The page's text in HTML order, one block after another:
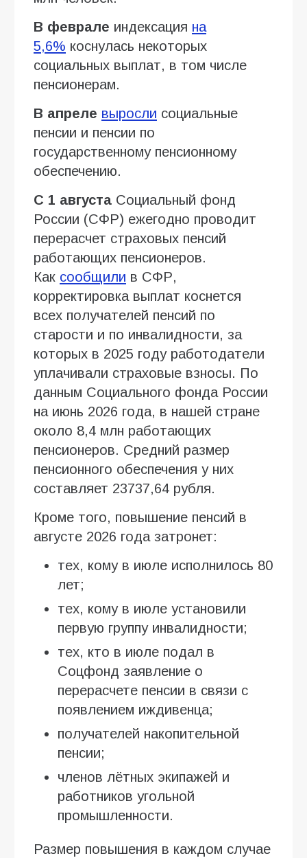
В феврале индексация на
5,6% коснулась некоторых
социальных выплат, в том числе
пенсионерам.
В апреле выросли социальные
пенсии и пенсии по
государственному пенсионному
обеспечению.
С 1 августа Социальный фонд
России (СФР) ежегодно проводит
перерасчет страховых пенсий
работающих пенсионеров.
Как сообщили в СФР,
корректировка выплат коснется
всех получателей пенсий по
старости и по инвалидности, за
которых в 2025 году работодатели
уплачивали страховые взносы. По
данным Социального фонда России
на июнь 2026 года, в нашей стране
около 8,4 млн работающих
пенсионеров. Средний размер
пенсионного обеспечения у них
составляет 23737,64 рубля.
Кроме того, повышение пенсий в
августе 2026 года затронет:
тех, кому в июле исполнилось 80
лет;
тех, кому в июле установили
первую группу инвалидности;
тех, кто в июле подал в
Соцфонд заявление о
перерасчете пенсии в связи с
появлением иждивенца;
получателей накопительной
пенсии;
членов лётных экипажей и
работников угольной
промышленности.
Размер повышения в каждом случае